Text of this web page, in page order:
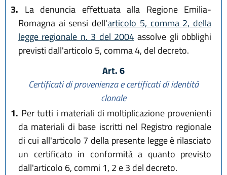
3. La denuncia effettuata alla Regione Emilia-
Romagna ai sensi dell'articolo 5, comma 2, della
legge regionale n. 3 del 2004assolve gli obblighi
previsti dall'articolo 5, comma 4, del decreto.
Art. 6
Certificati di provenienza e certificati di identità
clonale
1. Per tutti i materiali di moltiplicazione provenienti
da materiali di base iscritti nel Registro regionale
di cui all'articolo 7 della presente legge è rilasciato
un certificato in conformità a quanto previsto
dall'articolo 6, commi 1, 2 e 3 del decreto.